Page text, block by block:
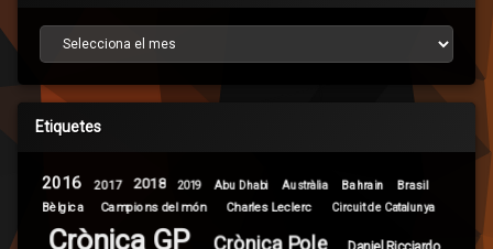
Arxiu d’articles
Etiquetes
2016 2017 2018 2019 Abu Dhabi Austràlia Bahrain
Brasil
Bèlgica
Campions del món Charles Leclerc Circuit de Catalunya
Crònica GP Crònica Pole